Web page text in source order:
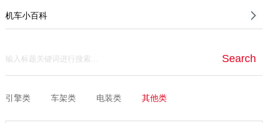
机车小百科
引擎类 车架类 电装类 其他类